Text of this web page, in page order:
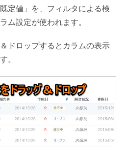
定値」を、フィルタによる検
ム設定が使われます。
ドロップするとカラムの表示
。